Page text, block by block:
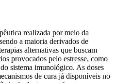
realizada por meio da
a maioria derivados de
alternativas que buscam
provocados pelo estresse, como
sistema imunológico. As doses
de cura já disponíveis no